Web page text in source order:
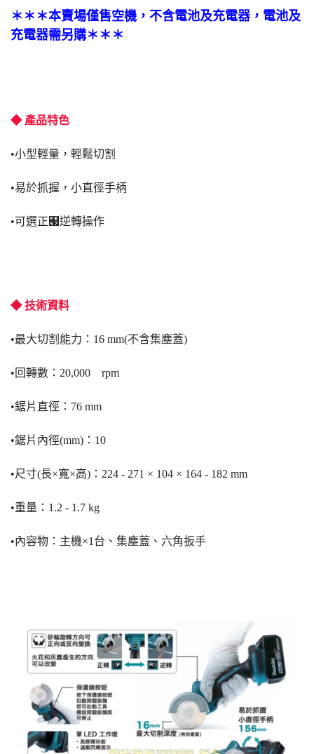
＊＊＊本賣場僅售空機，不含電池及充電器，電池及
充電器需另購＊＊＊
◆ 產品特色
•小型輕量，輕鬆切割
•易於抓握，小直徑手柄
•可選正﹧逆轉操作
◆ 技術資料
•最大切割能力：16 mm(不含集塵蓋)
•回轉數：20,000 rpm
•鋸片直徑：76 mm
•鋸片內徑(mm)：10
•尺寸(長×寬×高)：224 - 271 × 104 × 164 - 182 mm
•重量：1.2 - 1.7 kg
•內容物：主機×1台、集塵蓋、六角扳手